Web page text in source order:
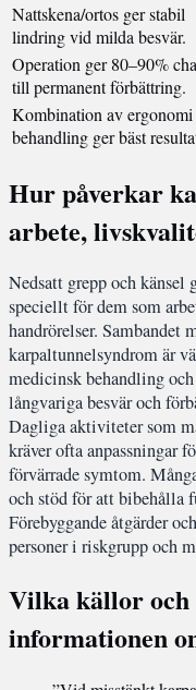
Nattskena/ortos ger stabil
lindring vid milda besvär.
Operation ger 80–90%
till permanent förbättring.
Kombination av ergonomi
behandling ger bäst
Hur påverkar
arbete,
Nedsatt grepp och känsel
speciellt för dem som
handrörelser. Sambandet
karpaltunnelsyndrom är
medicinsk behandling
långvariga besvär och
Dagliga aktiviteter som
kräver ofta anpassningar
förvärrade symtom.
och stöd för att bibehålla
Förebyggande åtgärder
personer i riskgrupp och
Vilka källor
informationen